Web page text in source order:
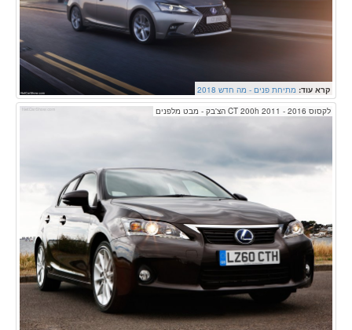
קרא עוד: מתיחת פנים - מה חדש 2018
לקסוס CT 200h 2011 - 2016 הצ'בק - מבט מלפנים